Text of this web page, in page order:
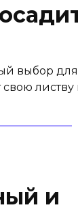
выбор
листву
и